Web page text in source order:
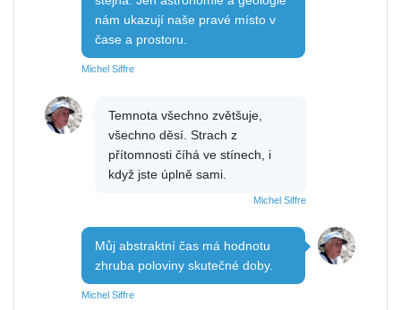
nám ukazují naše pravé místo v
čase a prostoru.
Michel Siffre
Temnota všechno zvětšuje,
všechno děsí. Strach z
přítomnosti číhá ve stínech, i
když jste úplně sami.
Michel Siffre
Můj abstraktní čas má hodnotu
zhruba poloviny skutečné doby.
Michel Siffre